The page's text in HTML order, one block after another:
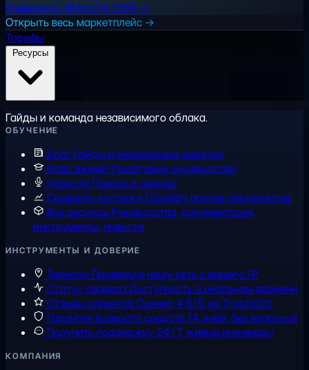
Развернуть MikroTik CHR →
Открыть весь маркетплейс →
Тарифы
Гайды и команда независимого облака.
ОБУЧЕНИЕ
Блог Гайды и инженерные заметки
База знаний Пошаговые руководства
Новости Пресса и анонсы
Сравнить хостинги Cloudzy против альтернатив
Все ресурсыРуководства, документация,
инструменты, новости
ИНСТРУМЕНТЫ И ДОВЕРИЕ
Зеркало Проверьте нашу сеть с вашего IP
Статус сервисаДоступность в реальном времени
Отзывы клиентовОценка 4,6/5 на Trustpilot
Гарантия возврата средств14 дней, без вопросов
Получить поддержку 24/7, живые инженеры
КОМПАНИЯ